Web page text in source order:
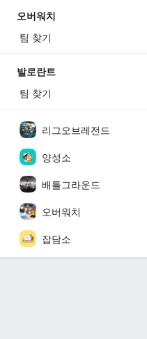
오버워치
팀 찾기
발로란트
팀 찾기
리그오브레전드
양성소
배틀그라운드
오버워치
잡담소